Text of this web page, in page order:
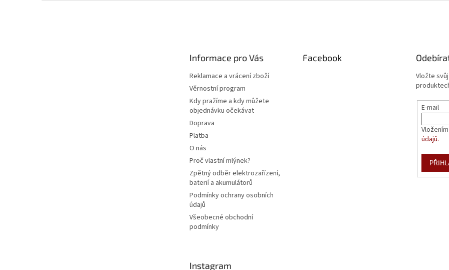
Informace pro Vás
Reklamace a vrácení zboží
Věrnostní program
Kdy pražíme a kdy můžete
objednávku očekávat
Doprava
Platba
O nás
Proč vlastní mlýnek?
Zpětný odběr elektrozařízení,
baterií a akumulátorů
Podmínky ochrany osobních
údajů
Všeobecné obchodní
podmínky
Facebook
Vložte
E-mail
údajů.
Instagram